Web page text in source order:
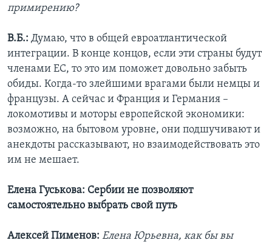
примирению?
В.Б.: Думаю, что в общей евроатлантической
интеграции. В конце концов, если эти страны будут
членами ЕС, то это им поможет довольно забыть
обиды. Когда-то злейшими врагами были немцы и
французы. А сейчас и Франция и Германия –
локомотивы и моторы европейской экономики:
возможно, на бытовом уровне, они подшучивают и
анекдоты рассказывают, но взаимодействовать это
им не мешает.
Елена Гуськова: Сербии не позволяют
самостоятельно выбрать свой путь
Алексей Пименов: Елена Юрьевна, как бы вы